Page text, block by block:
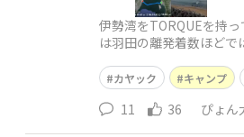
伊勢湾をTORQUEを持
は羽田の離発着数ほど
カヤック キャンプ
11 36 ぴょん